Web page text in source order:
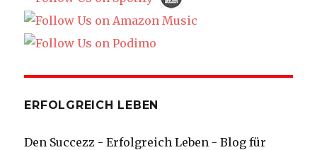
ERFOLGREICH LEBEN
Den Succezz - Erfolgreich Leben - Blog für